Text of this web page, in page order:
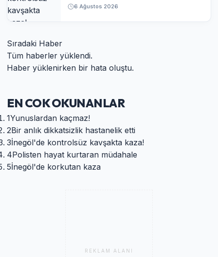
6 Ağustos 2026
Sıradaki Haber
Tüm haberler yüklendi.
Haber yüklenirken bir hata oluştu.
EN COK OKUNANLAR
1Yunuslardan kaçmaz!
2Bir anlık dikkatsizlik hastanelik etti
3İnegöl'de kontrolsüz kavşakta kaza!
4Polisten hayat kurtaran müdahale
5İnegöl'de korkutan kaza
REKLAM ALANI